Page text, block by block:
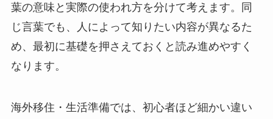
葉の意味と実際の使われ方を分けて考えます。同
じ言葉でも、人によって知りたい内容が異なるた
め、最初に基礎を押さえておくと読み進めやすく
なります。
海外移住・生活準備では、初心者ほど細かい違い